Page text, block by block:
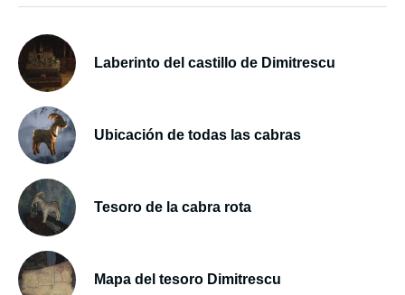
Laberinto del castillo de Dimitrescu
Ubicación de todas las cabras
Tesoro de la cabra rota
Mapa del tesoro Dimitrescu